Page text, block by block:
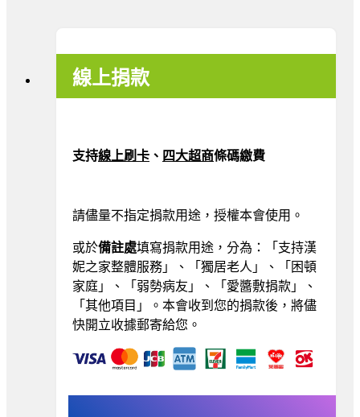
線上捐款
支持線上刷卡 、 四大超商條碼繳費
請儘量不指定捐款用途，授權本會使用。
或於備註處填寫捐款用途，分為：「支持漢
妮之家整體服務」、「獨居老人」、「困頓
家庭」、
「弱勢病友」、
「愛醬敷捐款」、
「其他項目」。本會收到您的捐款後，將儘
快開立收據郵寄給您。